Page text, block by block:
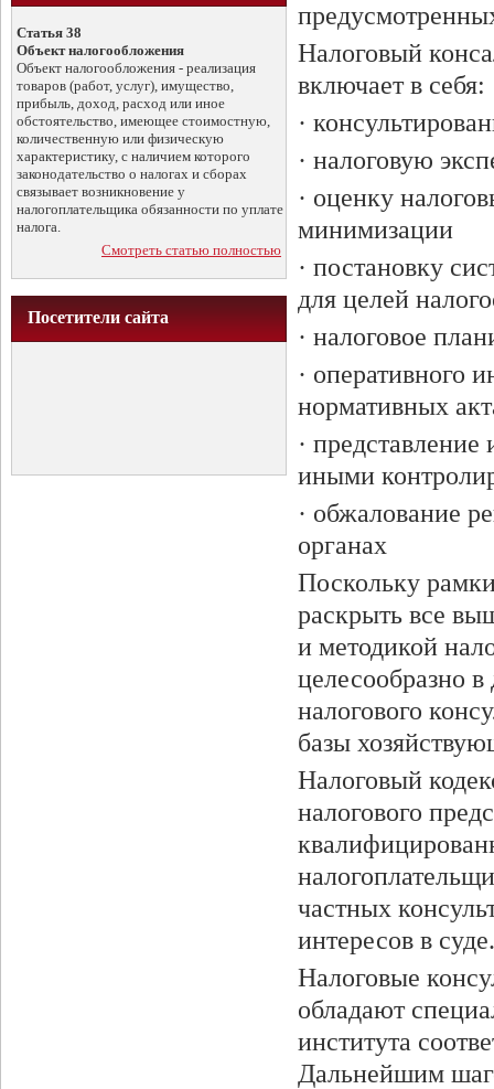
Статья 38
Объект налогообложения
Объект налогообложения - реализация
товаров (работ, услуг), имущество,
прибыль, доход, расход или иное
обстоятельство, имеющее стоимостную,
количественную или физическую
характеристику, с наличием которого
законодательство о налогах и сборах
связывает возникновение у
налогоплательщика обязанности по уплате
налога.
Смотреть статью полностью
Посетители сайта
Налоговый
включает в себя:
·
· налоговую
· оценку
минимизации
· постановку
для целей
· налоговое
· оперативного
нормативных
·
иными
· обжалование
органах
Поскольку
раскрыть все
и методикой
целесообразно
налогового
базы
Налоговый
налогового
частных
интересов в суде.
Налоговые
обладают
института
Дальнейшим